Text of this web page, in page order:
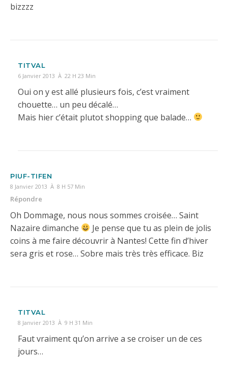
bizzzz
TITVAL
6 Janvier 2013 À 22 H 23 Min
Oui on y est allé plusieurs fois, c’est vraiment
chouette… un peu décalé…
Mais hier c’était plutot shopping que balade…
PIUF-TIFEN
8 Janvier 2013 À 8 H 57 Min
Répondre
Oh Dommage, nous nous sommes croisée… Saint
Nazaire dimanche
Je pense que tu as plein de jolis
coins à me faire découvrir à Nantes! Cette fin d’hiver
sera gris et rose… Sobre mais très très efficace. Biz
TITVAL
8 Janvier 2013 À 9 H 31 Min
Faut vraiment qu’on arrive a se croiser un de ces
jours…